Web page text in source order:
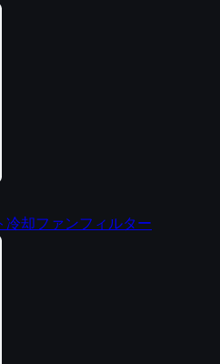
冷却ファンフィルター